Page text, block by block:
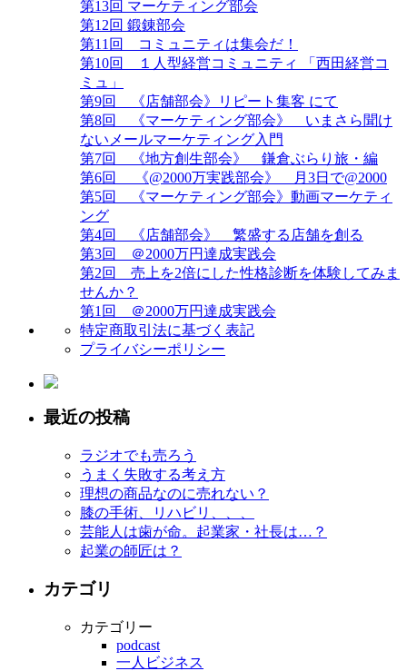
第13回 マーケティング部会
第12回 鍛錬部会
第11回 コミュニティは集会だ！
第10回 １人型経営コミュニティ 「西田経営コ
ミュ」
第9回 《店舗部会》リピート集客 にて
第8回 《マーケティング部会》 いまさら聞け
ないメールマーケティング入門
第7回 《地方創生部会》 鎌倉ぶらり旅・編
第6回 《@2000万実践部会》 月3日で@2000
第5回 《マーケティング部会》動画マーケティ
ング
第4回 《店舗部会》 繁盛する店舗を創る
第3回 ＠2000万円達成実践会
第2回 売上を2倍にした性格診断を体験してみま
せんか？
第1回 ＠2000万円達成実践会
特定商取引法に基づく表記
プライバシーポリシー
最近の投稿
ラジオでも売ろう
うまく失敗する考え方
理想の商品なのに売れない？
膝の手術、リハビリ、、、
芸能人は歯が命。起業家・社長は…？
起業の師匠は？
カテゴリ
カテゴリー
podcast
一人ビジネス